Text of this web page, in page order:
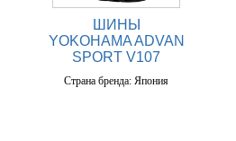
ШИНЫ
YOKOHAMA ADVAN
SPORT V107
Страна бренда: Япония